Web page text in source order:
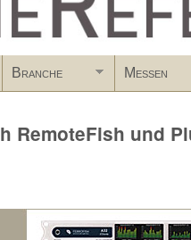
Branche Messen
RemoteFish und